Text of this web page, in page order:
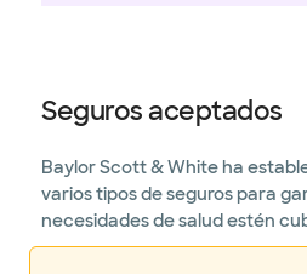
Seguros aceptados
Baylor Scott & White ha
varios tipos de seguros para
necesidades de salud estén